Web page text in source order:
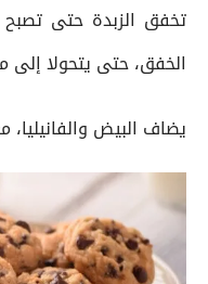
تخفق الزبدة حتى
الخفق، حتى يتحولا إلى
يضاف البيض